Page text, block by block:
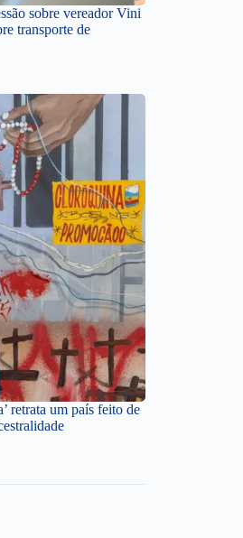
sobre vereador Vini
transporte de
retrata um país feito de